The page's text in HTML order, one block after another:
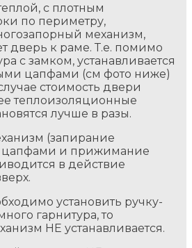
с плотным
по периметру,
механизм,
дверь к раме. Т.е. помимо
с замком, устанавливается
цапфами (см фото ниже)
стоимость двери
теплоизоляционные
лучше в разы.
(запирание
цапфами и прижимание
в действие
установить ручку-
гарнитура, то
НЕ устанавливается.